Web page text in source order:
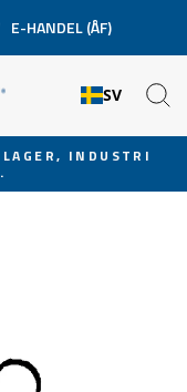
E-HANDEL (ÅF)
SV
INDUSTRI